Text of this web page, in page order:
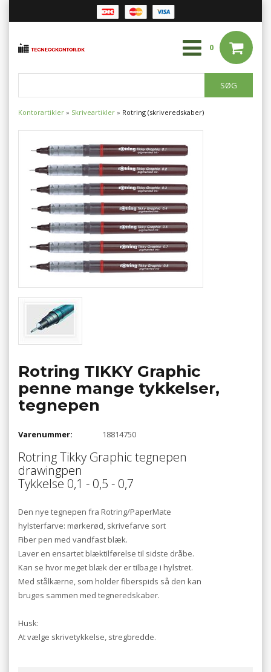
0
Kontorartikler » Skriveartikler » Rotring (skriveredskaber)
Rotring TIKKY Graphic
penne mange tykkelser,
tegnepen
Varenummer: 18814750
Rotring Tikky Graphic tegnepen
drawingpen
Tykkelse 0,1 - 0,5 - 0,7
Den nye tegnepen fra Rotring/PaperMate
hylsterfarve: mørkerød, skrivefarve sort
Fiber pen med vandfast blæk.
Laver en ensartet blæktilførelse til sidste dråbe.
Kan se hvor meget blæk der er tilbage i hylstret.
Med stålkærne, som holder fiberspids så den kan
bruges sammen med tegneredskaber.
Husk:
At vælge skrivetykkelse, stregbredde.